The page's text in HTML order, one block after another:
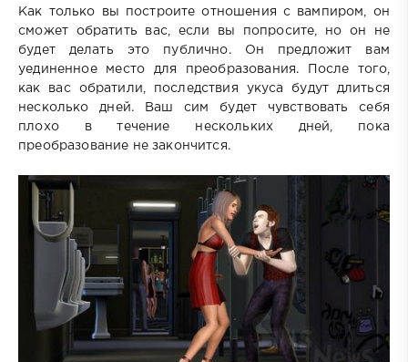
Как только вы построите отношения с вампиром, он
сможет обратить вас, если вы попросите, но он не
будет делать это публично. Он предложит вам
уединенное место для преобразования. После того,
как вас обратили, последствия укуса будут длиться
несколько дней. Ваш сим будет чувствовать себя
плохо в течение нескольких дней, пока
преобразование не закончится.